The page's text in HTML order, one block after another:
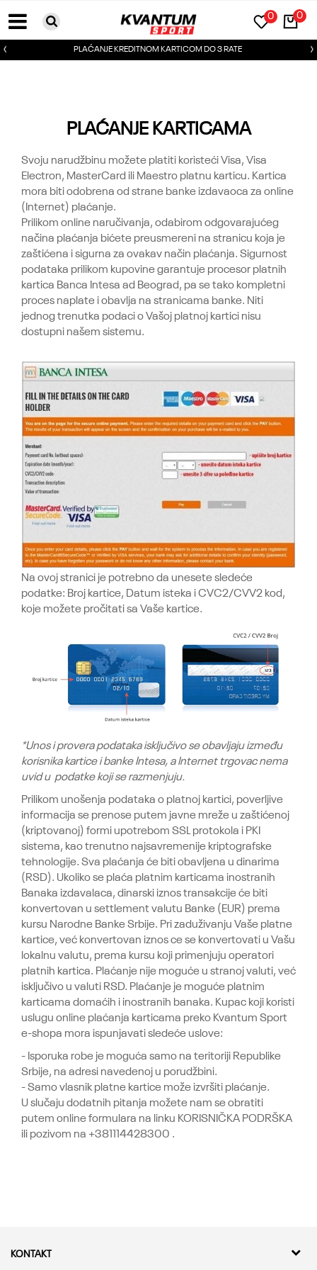
0
0
PLAĆANJE KREDITNOM KARTICOM DO 3 RATE
PLAĆANJE KARTICAMA
Svoju narudžbinu možete platiti koristeći Visa, Visa
Electron, MasterCard ili Maestro platnu karticu. Kartica
mora biti odobrena od strane banke izdavaoca za online
(Internet) plaćanje.
Prilikom online naručivanja, odabirom odgovarajućeg
načina plaćanja bićete preusmereni na stranicu koja je
zaštićena i sigurna za ovakav način plaćanja. Sigurnost
podataka prilikom kupovine garantuje procesor platnih
kartica Banca Intesa ad Beograd, pa se tako kompletni
proces naplate i obavlja na stranicama banke. Niti
jednog trenutka podaci o Vašoj platnoj kartici nisu
dostupni našem sistemu.
Na ovoj stranici je potrebno da unesete sledeće
podatke: Broj kartice, Datum isteka i CVC2/CVV2 kod,
koje možete pročitati sa Vaše kartice.
*Unos i provera podataka isključivo se obavljaju između
korisnika kartice i banke Intesa, a Internet trgovac nema
uvid u podatke koji se razmenjuju.
Prilikom unošenja podataka o platnoj kartici, poverljive
informacija se prenose putem javne mreže u zaštićenoj
(kriptovanoj) formi upotrebom SSL protokola i PKI
sistema, kao trenutno najsavremenije kriptografske
tehnologije. Sva plaćanja će biti obavljena u dinarima
(RSD). Ukoliko se plaća platnim karticama inostranih
Banaka izdavalaca, dinarski iznos transakcije će biti
konvertovan u settlement valutu Banke (EUR) prema
kursu Narodne Banke Srbije. Pri zaduživanju Vaše platne
kartice, već konvertovan iznos ce se konvertovati u Vašu
lokalnu valutu, prema kursu koji primenjuju operatori
platnih kartica. Plaćanje nije moguće u stranoj valuti, već
isključivo u valuti RSD. Plaćanje je moguće platnim
karticama domaćih i inostranih banaka. Kupac koji koristi
uslugu online plaćanja karticama preko Kvantum Sport
e-shopa mora ispunjavati sledeće uslove:
- Isporuka robe je moguća samo na teritoriji Republike
Srbije, na adresi navedenoj u porudžbini.
- Samo vlasnik platne kartice može izvršiti plaćanje.
U slučaju dodatnih pitanja možete nam se obratiti
putem online formulara na linku KORISNIČKA PODRŠKA
ili pozivom na +381114428300 .
KONTAKT